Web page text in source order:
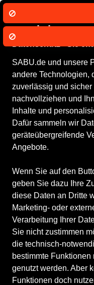
Wir nutzen
zu erbringen
SABU.de und unsere
andere Technologien,
zuverlässig und
nachvollziehen und
Inhalte und
Dafür sammeln wir
geräteübergreifende
Angebote.
Wenn Sie auf den
geben Sie dazu Ihre
diese Daten an Dritte
Marketing- oder
Verarbeitung Ihrer
Sie nicht zustimmen
die technisch-
bestimmte
genutzt werden. Aber
Funktionen doch
Alle Produkte
ALLE FILTER
112 Produkte